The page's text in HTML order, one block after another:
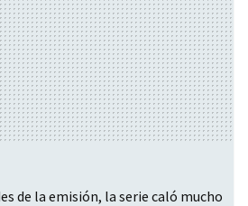
de la emisión, la serie caló mucho